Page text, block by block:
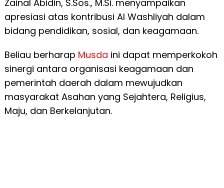
Zainal Abidin, S.Sos., M.Si. menyampaikan
apresiasi atas kontribusi Al Washliyah dalam
bidang pendidikan, sosial, dan keagamaan.
Beliau berharap Musda ini dapat memperkokoh
sinergi antara organisasi keagamaan dan
pemerintah daerah dalam mewujudkan
masyarakat Asahan yang Sejahtera, Religius,
Maju, dan Berkelanjutan.